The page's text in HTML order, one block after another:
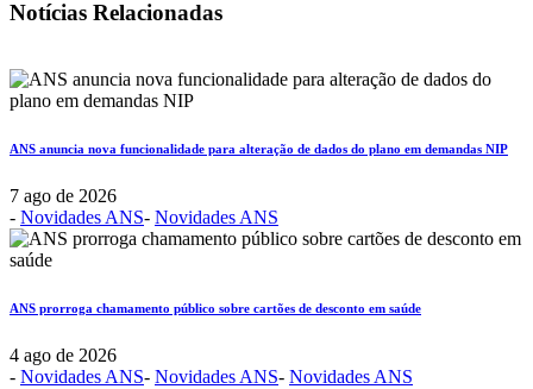
Notícias Relacionadas
ANS anuncia nova funcionalidade para alteração de dados do plano em demandas NIP
7 ago de 2026
- Novidades ANS- Novidades ANS
ANS prorroga chamamento público sobre cartões de desconto em saúde
4 ago de 2026
- Novidades ANS- Novidades ANS- Novidades ANS